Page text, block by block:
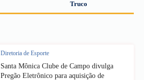
Truco
Diretoria de Esporte
Santa Mônica Clube de Campo divulga
Pregão Eletrônico para aquisição de